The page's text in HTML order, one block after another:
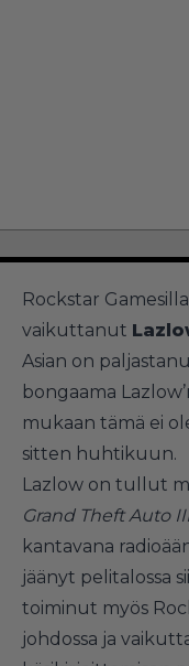
Rockstar
vaikuttanut
Asian on
bongaama
mukaan tämä ei
sitten huhtikuun.
Lazlow on tullut
Grand Theft Auto
kantavana
jäänyt pelitalossa
toiminut myös
johdossa ja